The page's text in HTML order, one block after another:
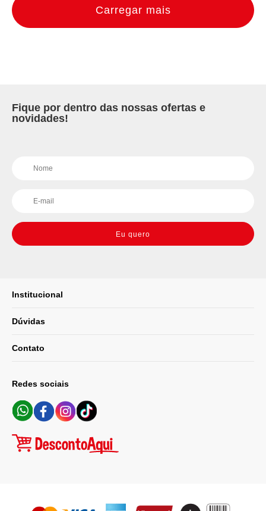
Carregar mais
Fique por dentro das nossas ofertas e
novidades!
Eu quero
Institucional
Dúvidas
Contato
Redes sociais